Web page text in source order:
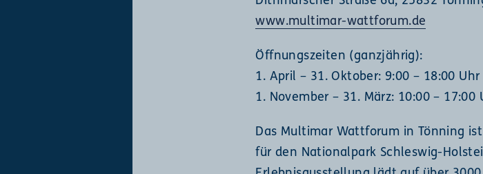
www.multimar-wattforum.de
Öffnungszeiten (ganzjährig):
1. April – 31. Oktober: 9:00 – 18:00 Uhr
1. November – 31. März: 10:00 – 17:00
Das Multimar Wattforum in Tönning
für den Nationalpark Schleswig-